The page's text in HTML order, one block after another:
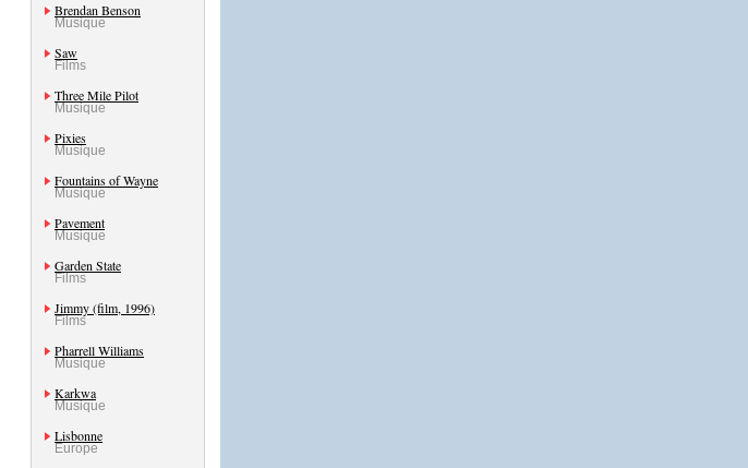
Brendan Benson
Musique
Saw
Films
Three Mile Pilot
Musique
Pixies
Musique
Fountains of Wayne
Musique
Pavement
Musique
Garden State
Films
Jimmy (film, 1996)
Films
Pharrell Williams
Musique
Karkwa
Musique
Lisbonne
Europe